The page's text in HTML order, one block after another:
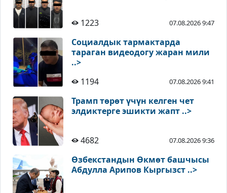
1223 07.08.2026 9:47
Социалдык тармактарда
тараган видеодогу жаран мили
..>
1194
07.08.2026 9:41
Трамп төрөт үчүн келген чет
элдиктерге эшикти жапт ..>
4682 07.08.2026 9:36
Өзбекстандын Өкмөт башчысы
Абдулла Арипов Кыргызст ..>